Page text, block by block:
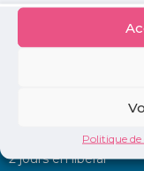
Politique de
Permanence d’aide
2 jours en libéral